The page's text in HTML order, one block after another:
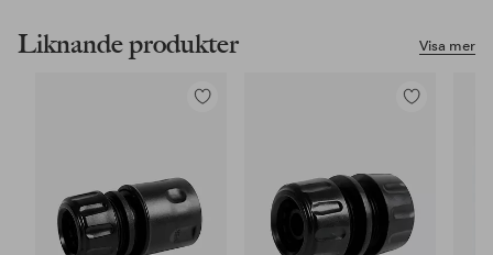
Visa mer
Liknande produkter
Lägg
Lägg